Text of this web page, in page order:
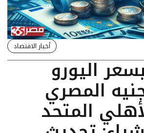
أخبار الاقتصاد
اليورو
المصري
المتحد